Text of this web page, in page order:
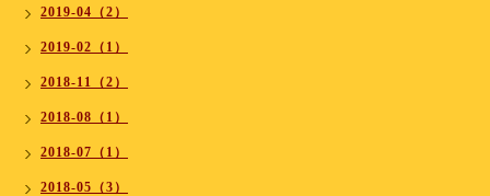
2019-04（2）
2019-02（1）
2018-11（2）
2018-08（1）
2018-07（1）
2018-05（3）